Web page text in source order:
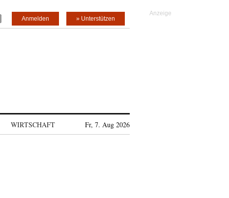
» Unterstützen
Anmelden
WIRTSCHAFT Fr, 7. Aug 2026